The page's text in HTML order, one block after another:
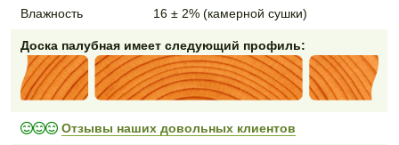
Влажность 16 ± 2% (камерной сушки)
Доска палубная имеет следующий профиль:
Отзывы наших довольных клиентов